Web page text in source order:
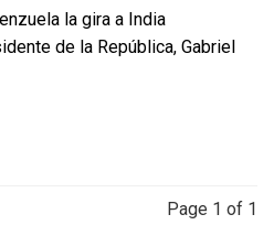
oportunidad
para
la gira a India
de la República, Gabriel
Page 1 of 1